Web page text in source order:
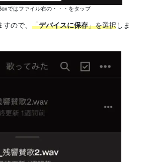
ではファイル右の・・・をタップ
ので、 「デバイスに保存」を選択しま